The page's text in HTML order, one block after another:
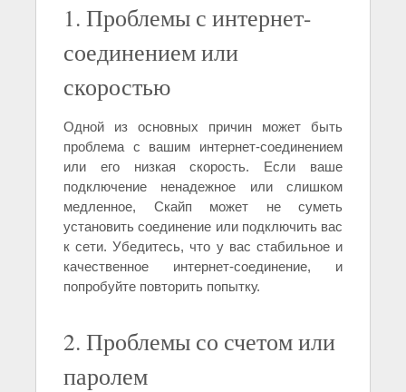
1. Проблемы с интернет-
соединением или
скоростью
Одной из основных причин может быть
проблема с вашим интернет-соединением
или его низкая скорость. Если ваше
подключение ненадежное или слишком
медленное, Скайп может не суметь
установить соединение или подключить вас
к сети. Убедитесь, что у вас стабильное и
качественное интернет-соединение, и
попробуйте повторить попытку.
2. Проблемы со счетом или
паролем